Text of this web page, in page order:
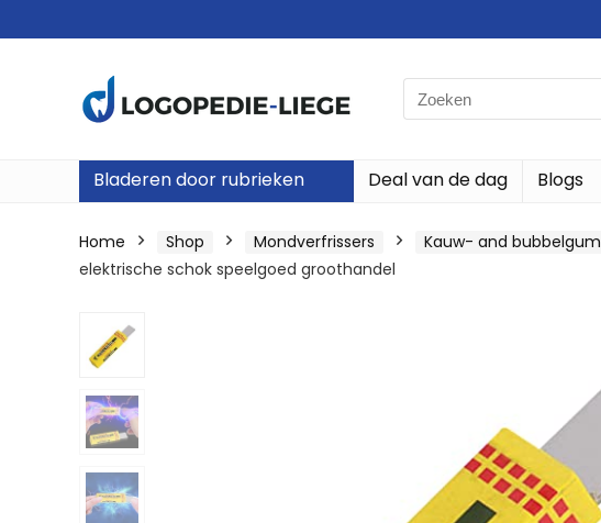
Search
for:
Bladeren door rubrieken Deal van de dag Blogs
Home Shop Mondverfrissers Kauw- and bubbelgum
elektrische schok speelgoed groothandel